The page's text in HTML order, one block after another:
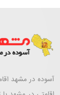
آسوده در مشهد